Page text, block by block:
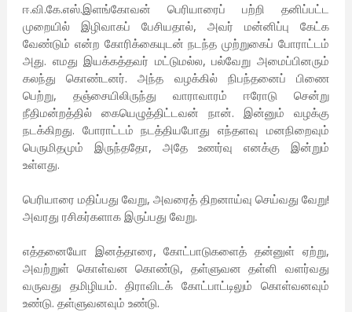
ஈ.வி.கே.எஸ்.இளங்கோவன் பெரியாரைப் பற்றி தனிப்பட்ட
முறையில் இழிவாகப் பேசியதால், அவர் மன்னிப்பு கேட்க
வேண்டும் என்ற கோரிக்கையுடன் நடந்த முற்றுகைப் போராட்டம்
அது. எமது இயக்கத்தவர் மட்டுமல்ல, பல்வேறு அமைப்பினரும்
கலந்து கொண்டனர். அந்த வழக்கில் நிபந்தனைப் பிணை
பெற்று, தஞ்சையிலிருந்து வாராவாரம் ஈரோடு சென்று
நீதிமன்றத்தில் கையெழுத்திட்டவன் நான். இன்னும் வழக்கு
நடக்கிறது. போராட்டம் நடத்தியபோது எந்தளவு மனநிறைவும்
பெருமிதமும் இருந்ததோ, அதே உணர்வு எனக்கு இன்றும்
உள்ளது.
பெரியாரை மதிப்பது வேறு, அவரைத் திறனாய்வு செய்வது வேறு!
அவரது ரசிகர்களாக இருப்பது வேறு.
எத்தனையோ இனத்தாரை, கோட்பாடுகளைத் தன்னுள் ஏற்று,
அவற்றுள் கொள்வன கொண்டு, தள்ளுவன தள்ளி வளர்வது
வருவது தமிழியம். திராவிடக் கோட்பாட்டிலும் கொள்வனவும்
உண்டு. தள்ளுவனவும் உண்டு.